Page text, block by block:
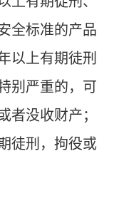
全标准的产品
以上有期徒刑
别严重的，可
者没收财产；
徒刑，拘役或